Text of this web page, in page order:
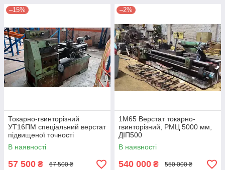
–15%
Токарно-гвинторізний
УТ16ПМ спеціальний верстат
підвищеної точності
В наявності
57 500 ₴ 67 500 ₴
–2%
1М65 Верстат токарно-
гвинторізний, РМЦ 5000 мм,
ДІП500
В наявності
540 000 ₴ 550 000 ₴